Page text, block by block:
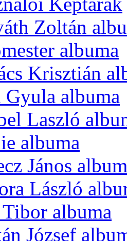
Zoltán
albuma
Krisztián
albuma
Laszló
albuma
János
László
albuma
József